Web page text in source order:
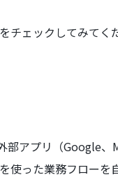
チェックしてみてく
部アプリ（Google
使った業務フロー